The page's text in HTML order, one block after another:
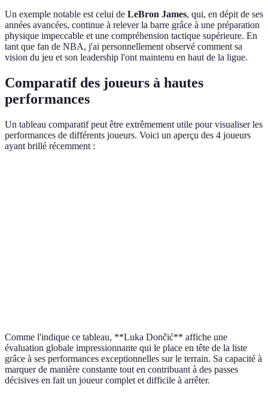
Un exemple notable est celui de LeBron James, qui, en dépit de ses
années avancées, continue à relever la barre grâce à une préparation
physique impeccable et une compréhension tactique supérieure. En
tant que fan de NBA, j'ai personnellement observé comment sa
vision du jeu et son leadership l'ont maintenu en haut de la ligue.
Comparatif des joueurs à hautes
performances
Un tableau comparatif peut être extrêmement utile pour visualiser les
performances de différents joueurs. Voici un aperçu des 4 joueurs
ayant brillé récemment :
Comme l'indique ce tableau, **Luka Dončić** affiche une
évaluation globale impressionnante qui le place en tête de la liste
grâce à ses performances exceptionnelles sur le terrain. Sa capacité à
marquer de manière constante tout en contribuant à des passes
décisives en fait un joueur complet et difficile à arrêter.